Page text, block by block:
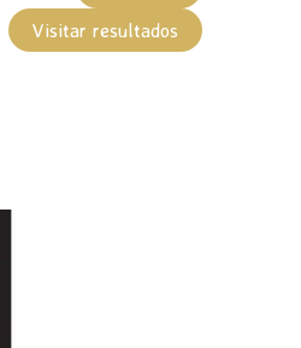
Visitar resultados